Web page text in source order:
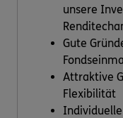
unsere
Gute
Attraktive
Flexibilität
Individuelle